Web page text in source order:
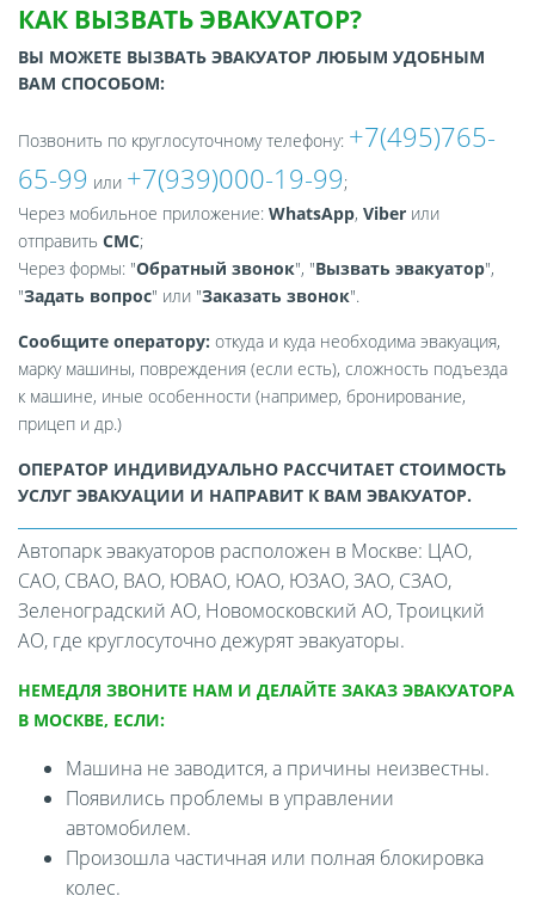
КАК ВЫЗВАТЬ ЭВАКУАТОР?
ВЫ МОЖЕТЕ ВЫЗВАТЬ ЭВАКУАТОР ЛЮБЫМ УДОБНЫМ
ВАМ СПОСОБОМ:
Позвонить по круглосуточному телефону: +7(495)765-
65-99 или +7(939)000-19-99;
Через мобильное приложение: WhatsApp, Viber или
отправить СМС;
Через формы: "Обратный звонок", "Вызвать эвакуатор",
"Задать вопрос" или "Заказать звонок".
Сообщите оператору: откуда и куда необходима эвакуация,
марку машины, повреждения (если есть), сложность подъезда
к машине, иные особенности (например, бронирование,
прицеп и др.)
ОПЕРАТОР ИНДИВИДУАЛЬНО РАССЧИТАЕТ СТОИМОСТЬ
УСЛУГ ЭВАКУАЦИИ И НАПРАВИТ К ВАМ ЭВАКУАТОР.
Автопарк эвакуаторов расположен в Москве: ЦАО,
САО, СВАО, ВАО, ЮВАО, ЮАО, ЮЗАО, ЗАО, СЗАО,
Зеленоградский АО, Новомосковский АО, Троицкий
АО, где круглосуточно дежурят эвакуаторы.
НЕМЕДЛЯ ЗВОНИТЕ НАМ И ДЕЛАЙТЕ ЗАКАЗ ЭВАКУАТОРА
В МОСКВЕ, ЕСЛИ:
Машина не заводится, а причины неизвестны.
Появились проблемы в управлении
автомобилем.
Произошла частичная или полная блокировка
колес.